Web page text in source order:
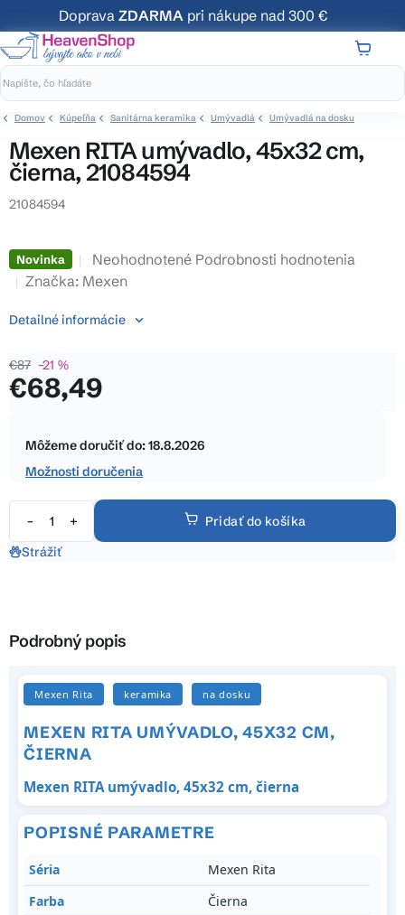
na
obsah
Doprava ZDARMA pri nákupe nad 300 €
Domov Kúpeľňa Sanitárna keramika Umývadlá Umývadlá na dosku
Mexen RITA umývadlo, 45x32 cm,
čierna, 21084594
21084594
Novinka
Priemerné
hodnotenie
je
5
Neohodnotené Podrobnosti hodnotenia
Značka: Mexen
€87 –21 %
€68,49
cena:
Môžeme doručiť do:18.8.2026
Možnosti doručenia
Pridať do košíka
Detailné informácie
Strážiť
Podrobný popis
Mexen Rita keramika na dosku
MEXEN RITA UMÝVADLO, 45X32 CM,
ČIERNA
Mexen RITA umývadlo, 45x32 cm, čierna
POPISNÉ PARAMETRE
Séria
Mexen Rita
Farba
Čierna